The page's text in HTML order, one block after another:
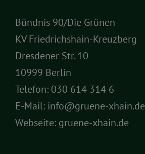
Bündnis 90/Die Grünen
KV Friedrichshain-Kreuzberg
Dresdener Str. 10
10999 Berlin
Telefon: 030 614 314 6
E-Mail: info@gruene-xhain.de
Webseite: gruene-xhain.de